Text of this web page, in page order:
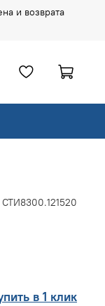
и возврата
СТИ8300.121520
в 1 клик